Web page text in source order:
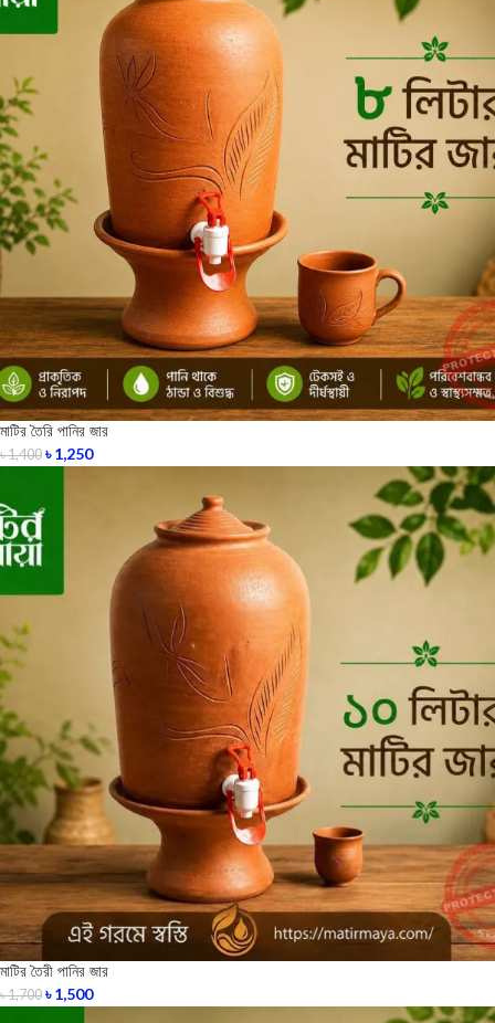
মাটির তৈরি পানির জার
৳1,400 ৳1,250
মাটির তৈরী পানির জার
৳1,700 ৳1,500